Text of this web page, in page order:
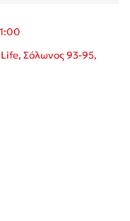
Life, Σόλωνος 93-95,